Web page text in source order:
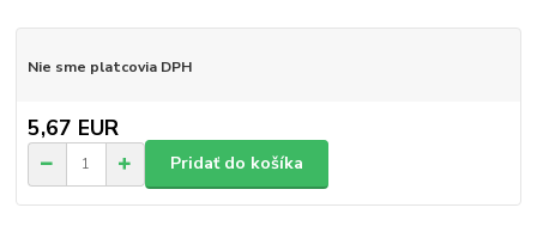
Nie sme platcovia DPH
5,67 EUR
Pridať do košíka